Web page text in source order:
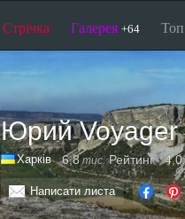
Стрічка Галерея +64
Юрий Voyager
Харків 6,8тис.Рейтинг 4,0
Написати листа